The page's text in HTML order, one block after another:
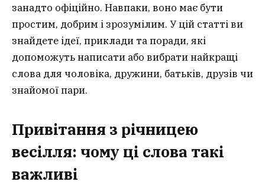
занадто офіційно. Навпаки, воно має бути
простим, добрим і зрозумілим. У цій статті ви
знайдете ідеї, приклади та поради, які
допоможуть написати або вибрати найкращі
слова для чоловіка, дружини, батьків, друзів чи
знайомої пари.
Привітання з річницею
весілля: чому ці слова такі
важливі